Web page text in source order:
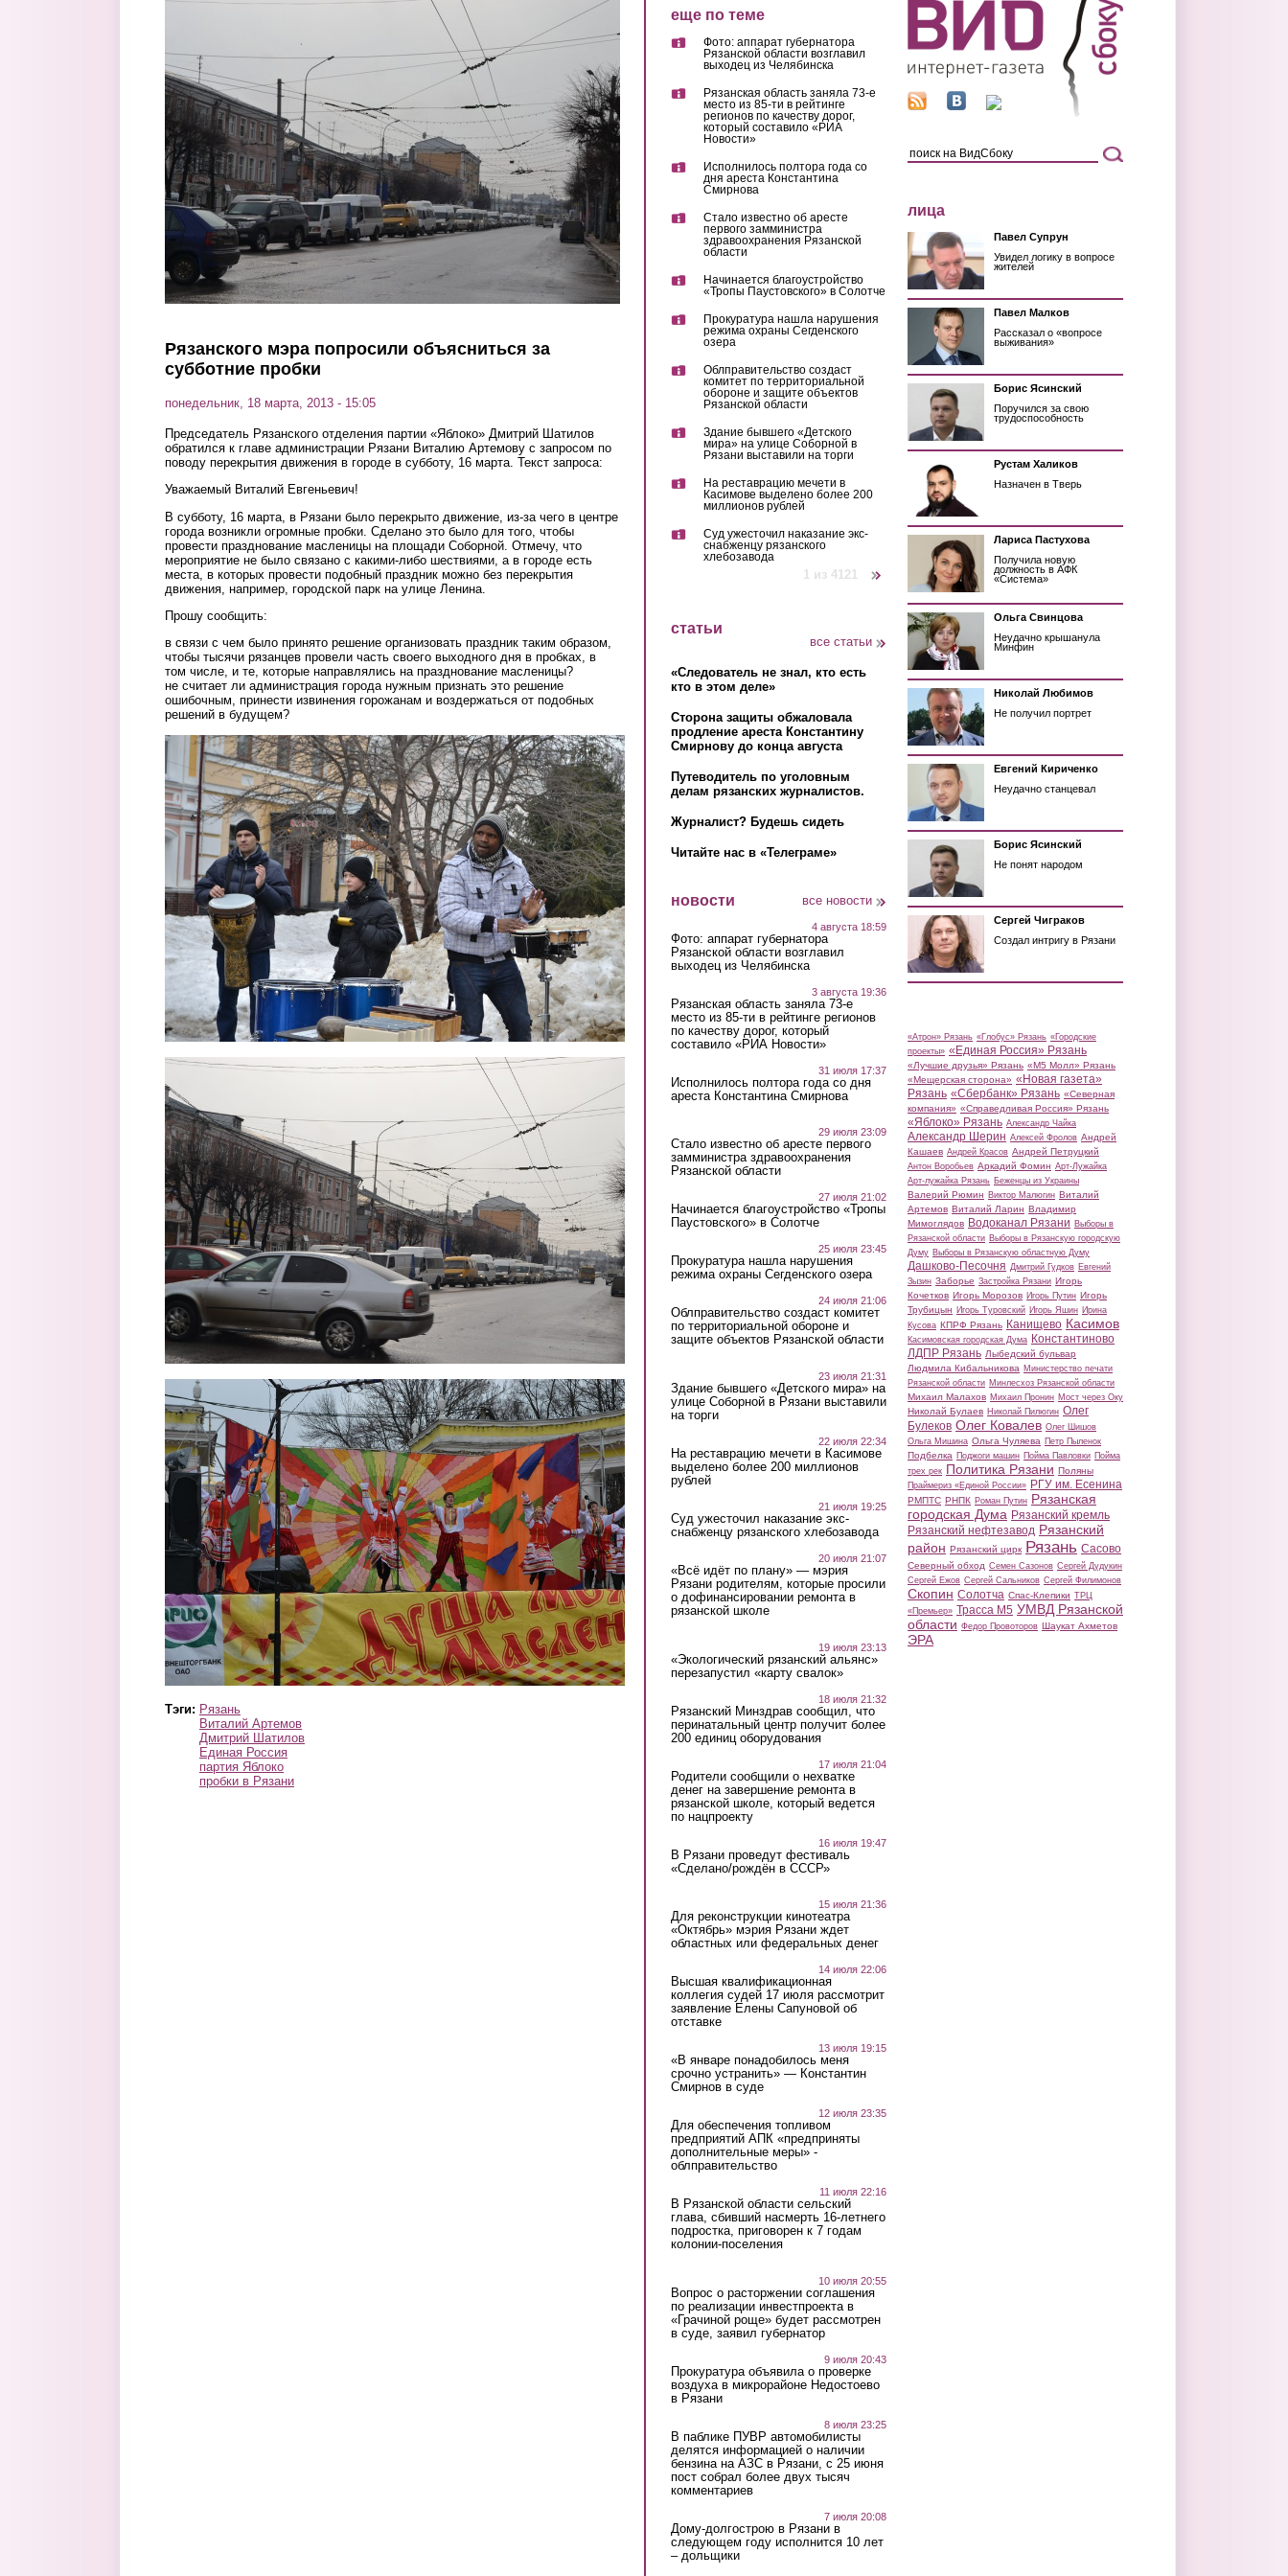
Рязанского мэра попросили объясниться за
субботние пробки
понедельник, 18 марта, 2013 - 15:05
Председатель Рязанского отделения партии «Яблоко» Дмитрий Шатилов
обратился к главе администрации Рязани Виталию Артемову с запросом по
поводу перекрытия движения в городе в субботу, 16 марта. Текст запроса:
Уважаемый Виталий Евгеньевич!
В субботу, 16 марта, в Рязани было перекрыто движение, из-за чего в центре
города возникли огромные пробки. Сделано это было для того, чтобы
провести празднование масленицы на площади Соборной. Отмечу, что
мероприятие не было связано с какими-либо шествиями, а в городе есть
места, в которых провести подобный праздник можно без перекрытия
движения, например, городской парк на улице Ленина.
Прошу сообщить:
в связи с чем было принято решение организовать праздник таким образом,
чтобы тысячи рязанцев провели часть своего выходного дня в пробках, в
том числе, и те, которые направлялись на празднование масленицы?
не считает ли администрация города нужным признать это решение
ошибочным, принести извинения горожанам и воздержаться от подобных
решений в будущем?
1.jpg
4.jpg
Тэги: Рязань
Виталий Артемов
Дмитрий Шатилов
Единая Россия
партия Яблоко
пробки в Рязани
еще по теме
Фото: аппарат губернатора
Рязанской области возглавил
выходец из Челябинска
Рязанская область заняла 73-е
место из 85-ти в рейтинге
регионов по качеству дорог,
который составило «РИА
Новости»
Исполнилось полтора года со
дня ареста Константина
Смирнова
Стало известно об аресте
первого замминистра
здравоохранения Рязанской
области
Начинается благоустройство
«Тропы Паустовского» в Солотче
Прокуратура нашла нарушения
режима охраны Сегденского
озера
Облправительство создаст
комитет по территориальной
обороне и защите объектов
Рязанской области
Здание бывшего «Детского
мира» на улице Соборной в
Рязани выставили на торги
На реставрацию мечети в
Касимове выделено более 200
миллионов рублей
Суд ужесточил наказание экс-
снабженцу рязанского
хлебозавода
1 из 4121
статьи
все статьи
«Следователь не знал, кто есть
кто в этом деле»
Сторона защиты обжаловала
продление ареста Константину
Смирнову до конца августа
Путеводитель по уголовным
делам рязанских журналистов.
Журналист? Будешь сидеть
Читайте нас в «Телеграме»
новости все новости
4 августа 18:59
Фото: аппарат губернатора
Рязанской области возглавил
выходец из Челябинска
3 августа 19:36
Рязанская область заняла 73-е
место из 85-ти в рейтинге регионов
по качеству дорог, который
составило «РИА Новости»
31 июля 17:37
Исполнилось полтора года со дня
ареста Константина Смирнова
29 июля 23:09
Стало известно об аресте первого
замминистра здравоохранения
Рязанской области
27 июля 21:02
Начинается благоустройство «Тропы
Паустовского» в Солотче
25 июля 23:45
Прокуратура нашла нарушения
режима охраны Сегденского озера
24 июля 21:06
Облправительство создаст комитет
по территориальной обороне и
защите объектов Рязанской области
23 июля 21:31
Здание бывшего «Детского мира» на
улице Соборной в Рязани выставили
на торги
22 июля 22:34
На реставрацию мечети в Касимове
выделено более 200 миллионов
рублей
21 июля 19:25
Суд ужесточил наказание экс-
снабженцу рязанского хлебозавода
20 июля 21:07
«Всё идёт по плану» — мэрия
Рязани родителям, которые просили
о дофинансировании ремонта в
рязанской школе
19 июля 23:13
«Экологический рязанский альянс»
перезапустил «карту свалок»
18 июля 21:32
Рязанский Минздрав сообщил, что
перинатальный центр получит более
200 единиц оборудования
17 июля 21:04
Родители сообщили о нехватке
денег на завершение ремонта в
рязанской школе, который ведется
по нацпроекту
16 июля 19:47
В Рязани проведут фестиваль
«Сделано/рождён в СССР»
15 июля 21:36
Для реконструкции кинотеатра
«Октябрь» мэрия Рязани ждет
областных или федеральных денег
14 июля 22:06
Высшая квалификационная
коллегия судей 17 июля рассмотрит
заявление Елены Сапуновой об
отставке
13 июля 19:15
«В январе понадобилось меня
срочно устранить» — Константин
Смирнов в суде
12 июля 23:35
Для обеспечения топливом
предприятий АПК «предприняты
дополнительные меры» -
облправительство
11 июля 22:16
В Рязанской области сельский
глава, сбивший насмерть 16-летнего
подростка, приговорен к 7 годам
колонии-поселения
10 июля 20:55
Вопрос о расторжении соглашения
по реализации инвестпроекта в
«Грачиной роще» будет рассмотрен
в суде, заявил губернатор
9 июля 20:43
Прокуратура объявила о проверке
воздуха в микрорайоне Недостоево
в Рязани
8 июля 23:25
В паблике ПУВР автомобилисты
делятся информацией о наличии
бензина на АЗС в Рязани, с 25 июня
пост собрал более двух тысяч
комментариев
7 июля 20:08
Дому-долгострою в Рязани в
следующем году исполнится 10 лет
– дольщики
лица
Павел Супрун
Увидел логику в вопросе
жителей
Павел Малков
Рассказал о «вопросе
выживания»
Борис Ясинский
Поручился за свою
трудоспособность
Рустам Халиков
Назначен в Тверь
Лариса Пастухова
Получила новую
должность в АФК
«Система»
Ольга Свинцова
Неудачно крышанула
Минфин
Николай Любимов
Не получил портрет
Евгений Кириченко
Неудачно станцевал
Борис Ясинский
Не понят народом
Сергей Чиграков
Создал интригу в Рязани
«Атрон» Рязань «Глобус» Рязань «Городские
проекты» «Единая Россия» Рязань
«Лучшие друзья» Рязань «М5 Молл» Рязань
«Мещерская сторона» «Новая газета»
Рязань «Сбербанк» Рязань «Северная
компания» «Справедливая Россия» Рязань
«Яблоко» Рязань Александр Чайка
Александр Шерин Алексей Фролов Андрей
Кашаев Андрей Красов Андрей Петруцкий
Антон Воробьев Аркадий Фомин Арт-Лужайка
Арт-лужайка Рязань Беженцы из Украины
Валерий Рюмин Виктор Малюгин Виталий
Артемов Виталий Ларин Владимир
Мимоглядов Водоканал Рязани Выборы в
Рязанской области Выборы в Рязанскую городскую
Думу Выборы в Рязанскую областную Думу
Дашково-Песочня Дмитрий Гудков Евгений
Зызин Заборье Застройка Рязани Игорь
Кочетков Игорь Морозов Игорь Путин Игорь
Трубицын Игорь Туровский Игорь Яшин Ирина
Кусова КПРФ Рязань Канищево Касимов
Касимовская городская Дума Константиново
ЛДПР Рязань Лыбедский бульвар
Людмила Кибальникова Министерство печати
Рязанской области Минлесхоз Рязанской области
Михаил Малахов Михаил Пронин Мост через Оку
Николай Булаев Николай Пилюгин Олег
Булеков Олег Ковалев Олег Шишов
Ольга Мишина Ольга Чуляева Петр Пыленок
Подбелка Поджоги машин Пойма Павловки Пойма
трех рек Политика Рязани Поляны
Праймериз «Единой России» РГУ им. Есенина
РМПТС РНПК Роман Путин Рязанская
городская Дума Рязанский кремль
Рязанский нефтезавод Рязанский
район Рязанский цирк Рязань Сасово
Северный обход Семен Сазонов Сергей Дудукин
Сергей Ежов Сергей Сальников Сергей Филимонов
Скопин Солотча Спас-Клепики ТРЦ
«Премьер» Трасса М5 УМВД Рязанской
области Федор Провоторов Шаукат Ахметов
ЭРА